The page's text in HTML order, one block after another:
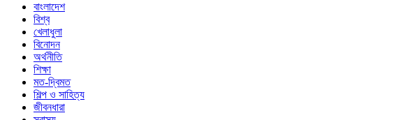
বাংলাদেশ
বিশ্ব
খেলাধুলা
বিনোদন
অর্থনীতি
শিক্ষা
মত-দ্বিমত
শিল্প ও সাহিত্য
জীবনধারা